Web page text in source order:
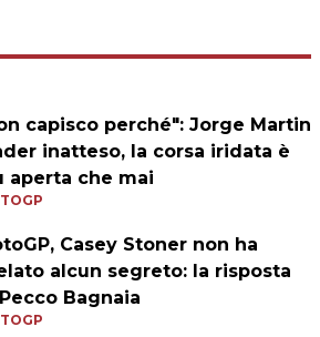
capisco perché": Jorge Martin
inatteso, la corsa iridata è
aperta che mai
Casey Stoner non ha
alcun segreto: la risposta
Bagnaia